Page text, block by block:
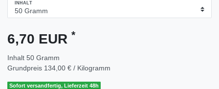
INHALT
6,70 EUR *
Inhalt 50 Gramm
Grundpreis 134,00 € / Kilogramm
Sofort versandfertig, Lieferzeit 48h